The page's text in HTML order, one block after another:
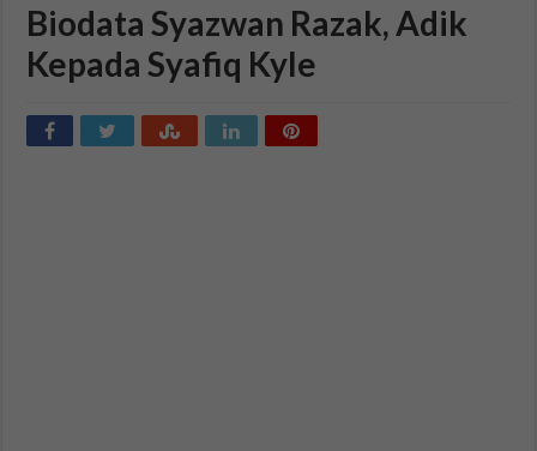
Biodata Syazwan Razak, Adik
Kepada Syafiq Kyle